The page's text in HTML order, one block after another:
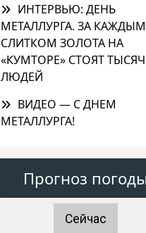
ИНТЕРВЬЮ: ДЕНЬ
МЕТАЛЛУРГА. ЗА КАЖДЫМ
СЛИТКОМ ЗОЛОТА НА
«КУМТОРЕ» СТОЯТ
ЛЮДЕЙ
ВИДЕО — С ДНЕМ
МЕТАЛЛУРГА!
Прогноз
Сейчас